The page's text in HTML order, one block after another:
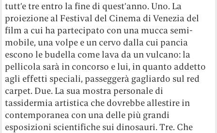
tutt’e tre entro la fine di quest’anno. Uno. La
proiezione al Festival del Cinema di Venezia del
film a cui ha partecipato con una mucca semi-
mobile, una volpe e un cervo dalla cui pancia
escono le budella come lava da un vulcano: la
pellicola sarà in concorso e lui, in quanto addetto
agli effetti speciali, passeggerà gagliardo sul red
carpet. Due. La sua mostra personale di
tassidermia artistica che dovrebbe allestire in
contemporanea con una delle più grandi
esposizioni scientifiche sui dinosauri. Tre. Che